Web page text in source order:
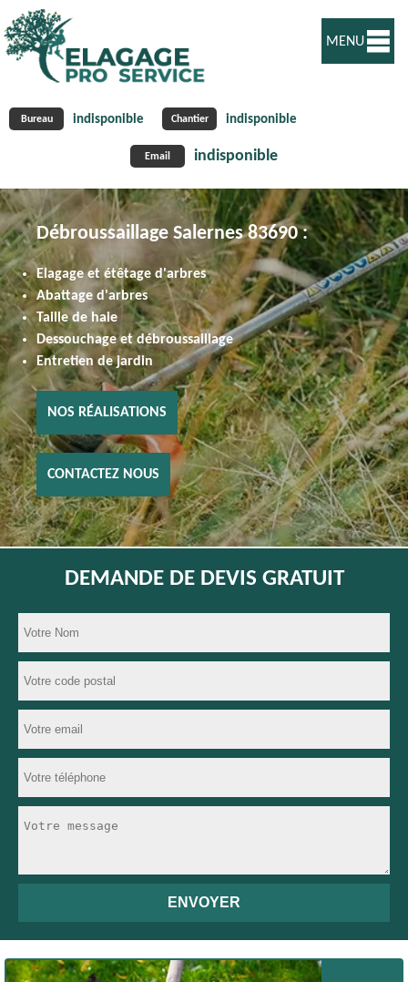
Bureau indisponible Chantier indisponible
Email indisponible
MENU
Débroussaillage Salernes 83690 :
Elagage et étêtage d'arbres
Abattage d'arbres
Taille de haie
Dessouchage et débroussaillage
Entretien de jardin
NOS RÉALISATIONS
CONTACTEZ NOUS
DEMANDE DE DEVIS GRATUIT